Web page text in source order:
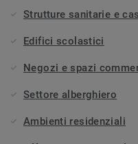
Strutture sanitarie e
Edifici scolastici
Negozi e spazi
Settore alberghiero
Ambienti residenziali